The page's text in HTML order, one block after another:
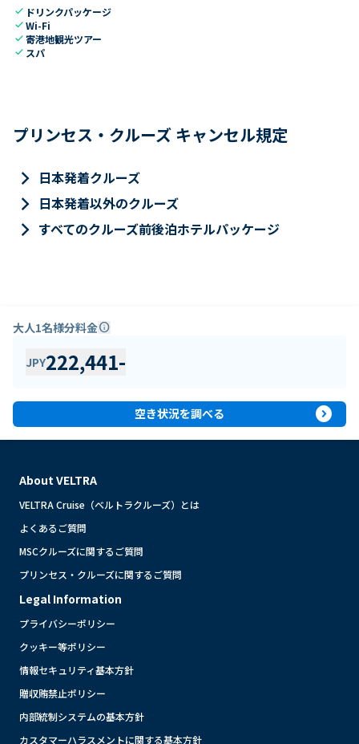
check ドリンクパッケージ
checkWi-Fi
check寄港地観光ツアー
check スパ
プリンセス・クルーズ キャンセル規定
keyboard_arrow_right 日本発着クルーズ
keyboard_arrow_right 日本発着以外のクルーズ
keyboard_arrow_right すべてのクルーズ前後泊ホテルパッケージ
大人1名様分料金info
JPY222,441-
空き状況を調べる expand_circle_right
About VELTRA
VELTRA Cruise（ベルトラクルーズ）とは
よくあるご質問
MSCクルーズに関するご質問
プリンセス・クルーズに関するご質問
Legal Information
プライバシーポリシー
クッキー等ポリシー
情報セキュリティ基本方針
贈収賄禁止ポリシー
内部統制システムの基本方針
カスタマーハラスメントに関する基本方針